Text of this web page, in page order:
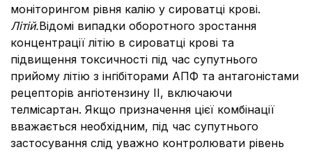
моніторингом рівня калію у сироватці крові.
Літій.Відомі випадки оборотного зростання
концентрації літію в сироватці крові та
підвищення токсичності під час супутнього
прийому літію з інгібіторами АПФ та антагоністами
рецепторів ангіотензину ІІ, включаючи
телмісартан. Якщо призначення цієї комбінації
вважається необхідним, під час супутнього
застосування слід уважно контролювати рівень